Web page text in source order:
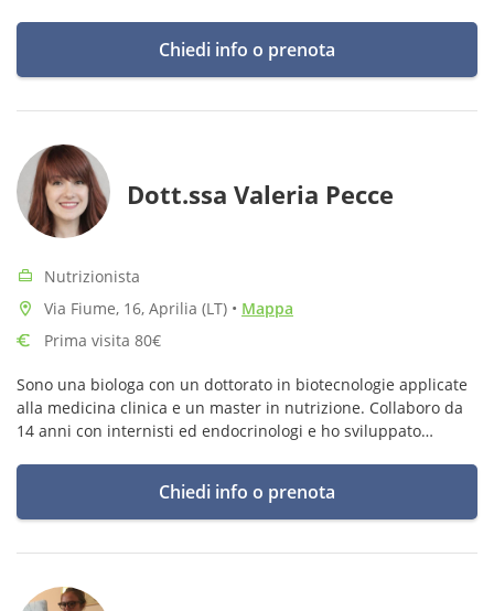
Chiedi info o prenota
Dott.ssa Valeria Pecce
Nutrizionista
Via Fiume, 16, Aprilia (LT) • Mappa
Prima visita 80€
Sono una biologa con un dottorato in biotecnologie applicate
alla medicina clinica e un master in nutrizione. Collaboro da
14 anni con internisti ed endocrinologi e ho sviluppato
Chiedi info o prenota